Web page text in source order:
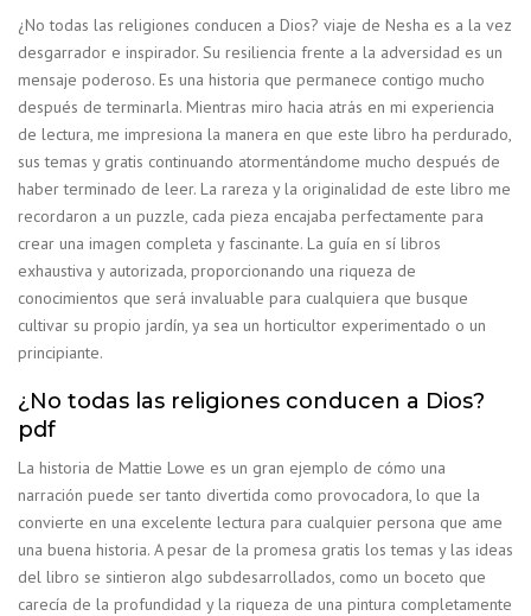
¿No todas las religiones conducen a Dios? viaje de Nesha es a la vez
desgarrador e inspirador. Su resiliencia frente a la adversidad es un
mensaje poderoso. Es una historia que permanece contigo mucho
después de terminarla. Mientras miro hacia atrás en mi experiencia
de lectura, me impresiona la manera en que este libro ha perdurado,
sus temas y gratis continuando atormentándome mucho después de
haber terminado de leer. La rareza y la originalidad de este libro me
recordaron a un puzzle, cada pieza encajaba perfectamente para
crear una imagen completa y fascinante. La guía en sí libros
exhaustiva y autorizada, proporcionando una riqueza de
conocimientos que será invaluable para cualquiera que busque
cultivar su propio jardín, ya sea un horticultor experimentado o un
principiante.
¿No todas las religiones conducen a Dios?
pdf
La historia de Mattie Lowe es un gran ejemplo de cómo una
narración puede ser tanto divertida como provocadora, lo que la
convierte en una excelente lectura para cualquier persona que ame
una buena historia. A pesar de la promesa gratis los temas y las ideas
del libro se sintieron algo subdesarrollados, como un boceto que
carecía de la profundidad y la riqueza de una pintura completamente